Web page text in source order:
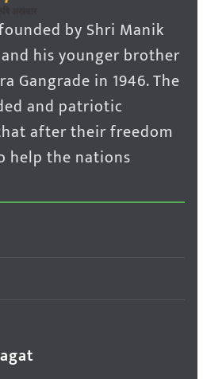
by Shri Manik
his younger brother
Gangrade in 1946. The
and patriotic
after their freedom
help the nations